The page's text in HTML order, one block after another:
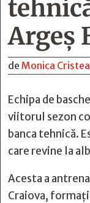
Argeș
de Monica Cristea
Echipa de
viitorul sezon
banca tehnică.
care revine la
Acesta a
Craiova,